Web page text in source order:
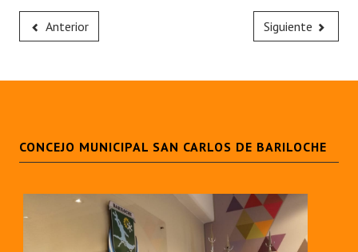
Anterior Siguiente
CONCEJO MUNICIPAL SAN CARLOS DE BARILOCHE